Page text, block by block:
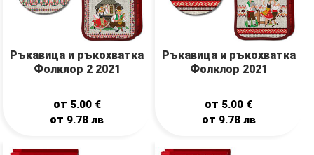
Ръкавицa и ръкохваткa
Фолклор 2 2021
от 5.00 €
от 9.78лв
Ръкавицa и ръкохваткa
Фолклор 2021
от 5.00 €
от 9.78 лв